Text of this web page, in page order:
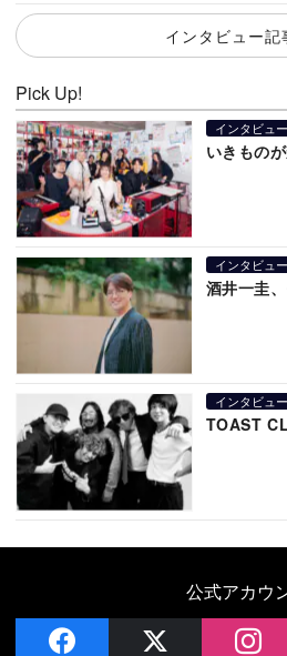
インタビュー記
Pick Up!
インタビュー
いきもの
インタビュー
酒井一圭
インタビュー
TOAST
公式アカウ
facebook